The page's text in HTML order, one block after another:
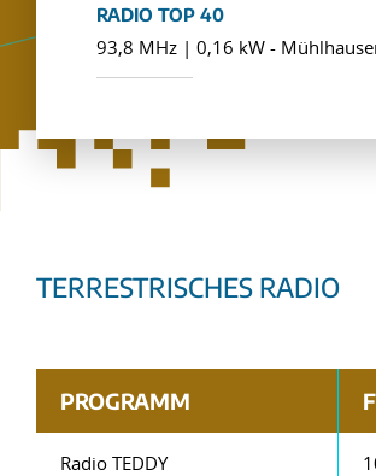
RADIO TOP 40
93,8 MHz | 0,16 kW -
TERRESTRISCHES RADIO
PROGRAMM
Radio TEDDY